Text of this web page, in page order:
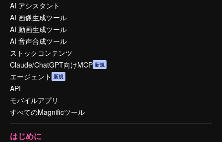
AI アシスタント
AI 画像生成ツール
AI 動画生成ツール
AI 音声合成ツール
ストックコンテンツ
Claude/ChatGPT向けMCP 新規
エージェント 新規
API
モバイルアプリ
すべてのMagnificツール
はじめに